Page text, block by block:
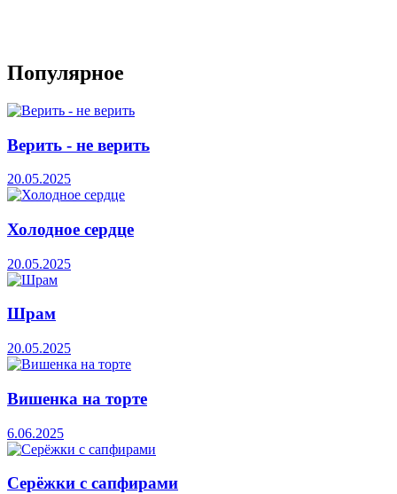
Популярное
Верить - не верить
20.05.2025
Холодное сердце
20.05.2025
Шрам
20.05.2025
Вишенка на торте
6.06.2025
Серёжки с сапфирами